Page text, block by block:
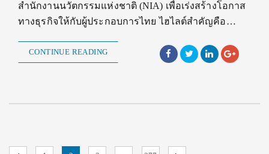
สำนักงานนวัตกรรมแห่งชาติ (NIA) เพื่อเร่งสร้างโอกาส
ทางธุรกิจให้กับผู้ประกอบการไทย ไฮไลต์สำคัญคือ…
CONTINUE READING